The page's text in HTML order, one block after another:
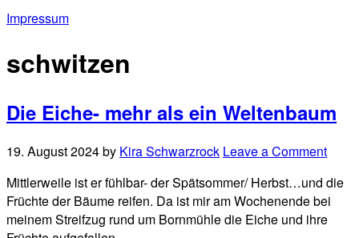
Impressum
schwitzen
Die Eiche- mehr als ein Weltenbaum
19. August 2024by Kira Schwarzrock Leave a Comment
Mittlerweile ist er fühlbar- der Spätsommer/ Herbst…und die
Früchte der Bäume reifen. Da ist mir am Wochenende bei
meinem Streifzug rund um Bornmühle die Eiche und ihre